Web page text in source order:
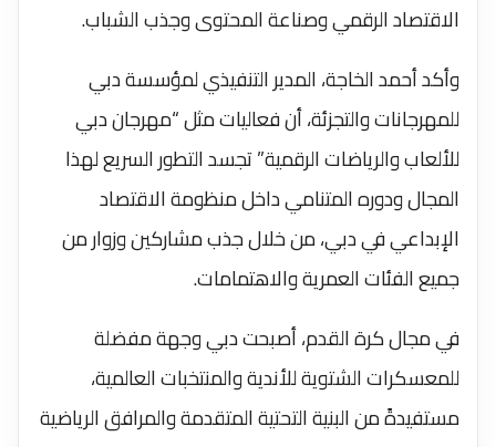
الاقتصاد الرقمي وصناعة المحتوى وجذب الشباب.
وأكد أحمد الخاجة، المدير التنفيذي لمؤسسة دبي
للمهرجانات والتجزئة، أن فعاليات مثل “مهرجان دبي
للألعاب والرياضات الرقمية” تجسد التطور السريع لهذا
المجال ودوره المتنامي داخل منظومة الاقتصاد
الإبداعي في دبي، من خلال جذب مشاركين وزوار من
جميع الفئات العمرية والاهتمامات.
في مجال كرة القدم، أصبحت دبي وجهة مفضلة
للمعسكرات الشتوية للأندية والمنتخبات العالمية،
مستفيدةً من البنية التحتية المتقدمة والمرافق الرياضية